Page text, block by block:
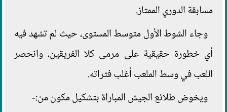
مسابقة الدوري الممتاز.
وجاء الشوط الأول متوسط المستوى، حيث لم تشهد فيه
أي خطورة حقيقية على مرمى كلا الفريقين، وانحصر
اللعب في وسط الملعب أغلب فتراته.
ويخوض طلائع الجيش المباراة بتشكيل مكون من:-